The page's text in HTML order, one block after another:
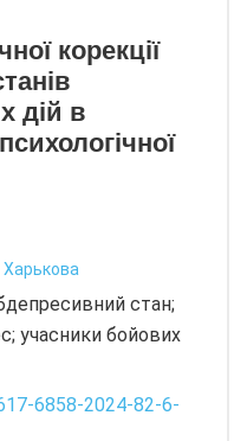
корекції
дій в
І. Харькова
стан;
учасники бойових
6858-2024-82-6-